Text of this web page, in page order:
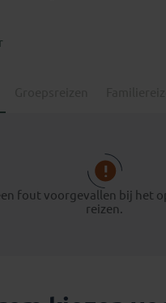
fout voorgevallen bij het
reizen.